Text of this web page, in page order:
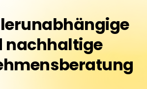
nachhaltige